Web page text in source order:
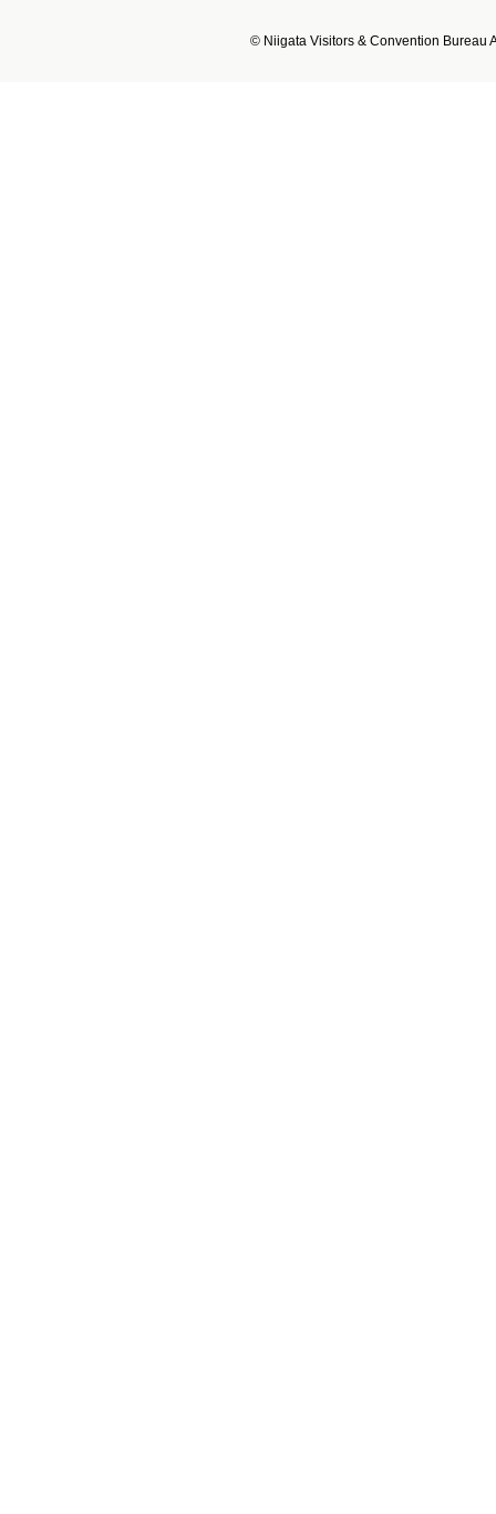
© Niigata Visitors & Convention Bureau